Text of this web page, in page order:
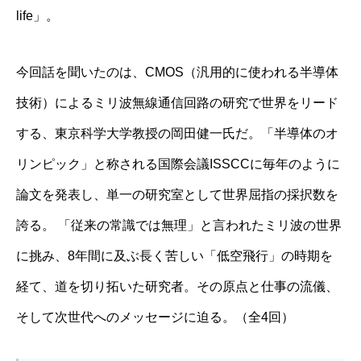
life」。
今回話を聞いたのは、CMOS（汎用的に使われる半導体
技術）によるミリ波無線通信回路の研究で世界をリード
する、東京科学大学教授の岡田健一氏だ。「半導体のオ
リンピック」と称される国際会議ISSCCに毎年のように
論文を発表し、単一の研究室として世界屈指の採択数を
誇る。 「従来の常識では無理」と言われたミリ波の世界
に挑み、8年間に及ぶ長く苦しい「低空飛行」の時期を
経て、道を切り拓いた研究者。その原点と仕事の流儀、
そして次世代へのメッセージに迫る。（全4回）